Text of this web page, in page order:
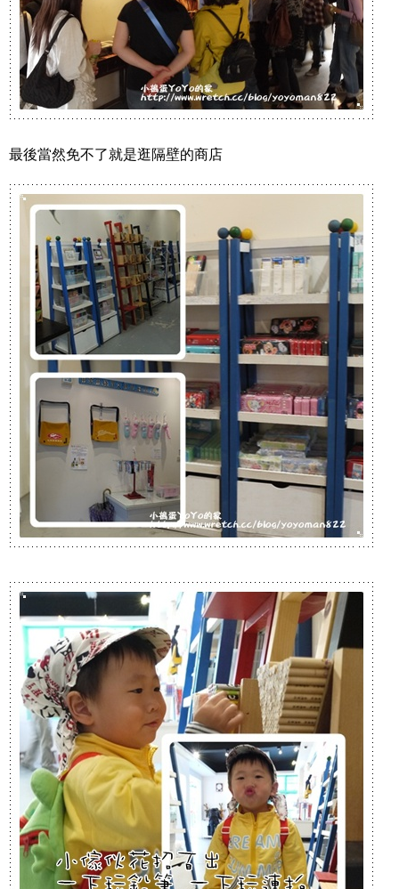
最後當然免不了就是逛隔壁的商店